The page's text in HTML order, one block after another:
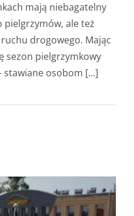
mają niebagatelny
pielgrzymów, ale też
drogowego. Mając
sezon pielgrzymkowy
stawiane osobom [...]